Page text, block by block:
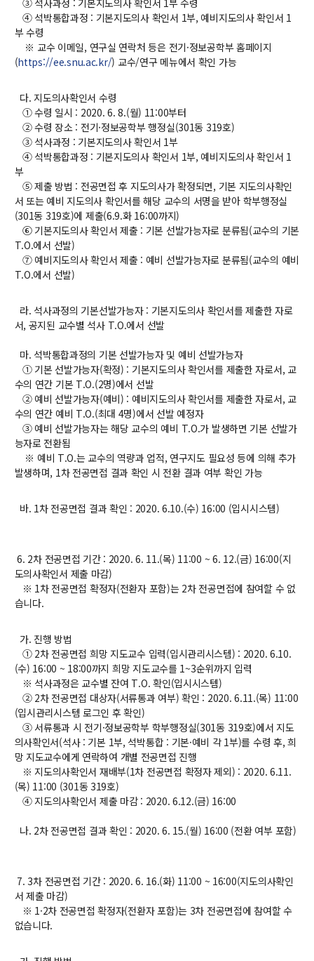
③ 석사과정 : 기본지도의사 확인서 1부 수령
④ 석박통합과정 : 기본지도의사 확인서 1부, 예비지도의사 확인서 1
부 수령
※ 교수 이메일, 연구실 연락처 등은 전기·정보공학부 홈페이지
(https://ee.snu.ac.kr/) 교수/연구 메뉴에서 확인 가능
다. 지도의사확인서 수령
① 수령 일시 : 2020. 6. 8.(월) 11:00부터
② 수령 장소 : 전기·정보공학부 행정실(301동 319호)
③ 석사과정 : 기본지도의사 확인서 1부
④ 석박통합과정 : 기본지도의사 확인서 1부, 예비지도의사 확인서 1
부
⑤ 제출 방법 : 전공면접 후 지도의사가 확정되면, 기본 지도의사확인
서 또는 예비 지도의사 확인서를 해당 교수의 서명을 받아 학부행정실
(301동 319호)에 제출(6.9.화 16:00까지)
⑥ 기본지도의사 확인서 제출 : 기본 선발가능자로 분류됨(교수의 기본
T.O.에서 선발)
⑦ 예비지도의사 확인서 제출 : 예비 선발가능자로 분류됨(교수의 예비
T.O.에서 선발)
라. 석사과정의 기본선발가능자 : 기본지도의사 확인서를 제출한 자로
서, 공지된 교수별 석사 T.O.에서 선발
마. 석박통합과정의 기본 선발가능자 및 예비 선발가능자
① 기본 선발가능자(확정) : 기본지도의사 확인서를 제출한 자로서, 교
수의 연간 기본 T.O.(2명)에서 선발
② 예비 선발가능자(예비) : 예비지도의사 확인서를 제출한 자로서, 교
수의 연간 예비 T.O.(최대 4명)에서 선발 예정자
③ 예비 선발가능자는 해당 교수의 예비 T.O.가 발생하면 기본 선발가
능자로 전환됨
※ 예비 T.O.는 교수의 역량과 업적, 연구지도 필요성 등에 의해 추가
발생하며, 1차 전공면접 결과 확인 시 전환 결과 여부 확인 가능
바. 1차 전공면접 결과 확인 : 2020. 6.10.(수) 16:00 (입시시스템)
6. 2차 전공면접 기간 : 2020. 6. 11.(목) 11:00 ~ 6. 12.(금) 16:00(지
도의사확인서 제출 마감)
※ 1차 전공면접 확정자(전환자 포함)는 2차 전공면접에 참여할 수 없
습니다.
가. 진행 방법
① 2차 전공면접 희망 지도교수 입력(입시관리시스템) : 2020. 6.10.
(수) 16:00 ~ 18:00까지 희망 지도교수를 1~3순위까지 입력
※ 석사과정은 교수별 잔여 T.O. 확인(입시시스템)
② 2차 전공면접 대상자(서류통과 여부) 확인 : 2020. 6.11.(목) 11:00
(입시관리시스템 로그인 후 확인)
③ 서류통과 시 전기·정보공학부 학부행정실(301동 319호)에서 지도
의사확인서(석사 : 기본 1부, 석박통합 : 기본·예비 각 1부)를 수령 후, 희
망 지도교수에게 연락하여 개별 전공면접 진행
※ 지도의사확인서 재배부(1차 전공면접 확정자 제외) : 2020. 6.11.
(목) 11:00 (301동 319호)
④ 지도의사확인서 제출 마감 : 2020. 6.12.(금) 16:00
나. 2차 전공면접 결과 확인 : 2020. 6. 15.(월) 16:00 (전환 여부 포함)
7. 3차 전공면접 기간 : 2020. 6. 16.(화) 11:00 ~ 16:00(지도의사확인
서 제출 마감)
※ 1·2차 전공면접 확정자(전환자 포함)는 3차 전공면접에 참여할 수
없습니다.